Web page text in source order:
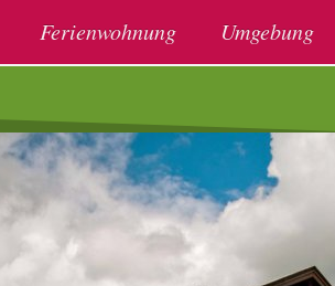
Ferienwohnung Umgebung